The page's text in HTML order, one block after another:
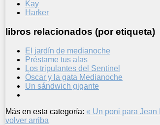
Kay
Harker
libros relacionados (por etiqueta)
El jardín de medianoche
Préstame tus alas
Los tripulantes del Sentinel
Óscar y la gata Medianoche
Un sándwich gigante
Más en esta categoría: « Un poni para Jean
volver arriba